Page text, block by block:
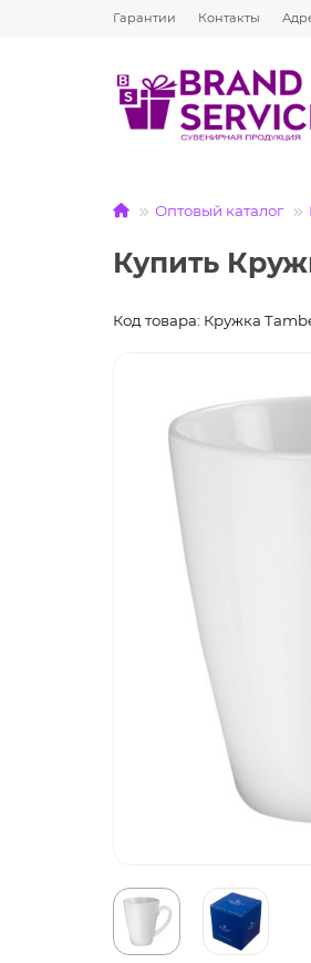
Гарантии Контакты
Оптовый каталог
Купить
Код товара: Кружка